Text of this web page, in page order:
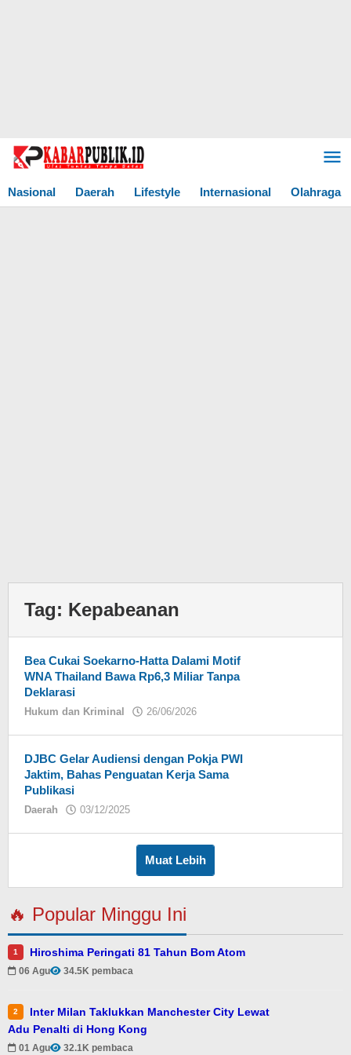
Lewati
Nasional
Daerah Lifestyle Internasional Olahraga
Tag: Kepabeanan
Bea Cukai Soekarno-Hatta Dalami Motif
WNA Thailand Bawa Rp6,3 Miliar Tanpa
Deklarasi
Hukum dan Kriminal 26/06/2026
DJBC Gelar Audiensi dengan Pokja PWI
Jaktim, Bahas Penguatan Kerja Sama
Publikasi
Daerah 03/12/2025
Muat Lebih
🔥 Popular Minggu Ini
1 Hiroshima Peringati 81 Tahun Bom Atom
06 Agu 34.5K pembaca
2
Inter Milan Taklukkan Manchester City Lewat
Adu Penalti di Hong Kong
01 Agu 32.1K pembaca